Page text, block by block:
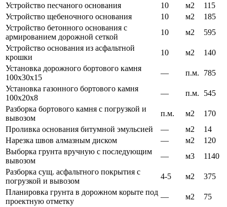
Устройство песчаного основания 10 м2
115
Устройство щебеночного основания
10 м2
185
Устройство бетонного основания с
армированием дорожной сеткой
10 м2
595
Устройство основания из асфальтной
крошки
10 м2
140
Установка дорожного бортового камня
100х30х15
— п.м.
785
Установка газонного бортового камня
100х20х8
— п.м.
545
Разборка бортового камня с погрузкой и
вывозом
п.м. м2
170
Проливка основания битумной эмульсией
— м2
14
Нарезка швов алмазным диском
— м2
120
Выборка грунта вручную с последующим
вывозом
— м3
1140
Разборка сущ. асфальтного покрытия с
погрузкой и вывозом
4-5 м2
375
Планировка грунта в дорожном корыте под
проектную отметку
— м2
75